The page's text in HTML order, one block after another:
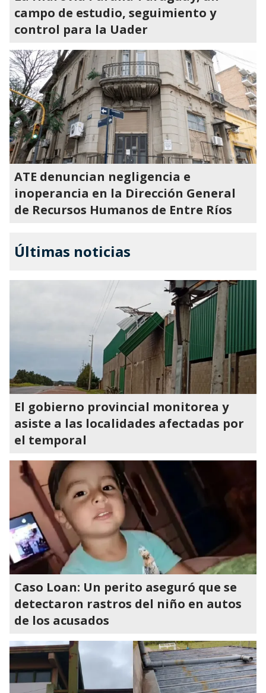
campo de estudio, seguimiento y
control para la Uader
ATE denuncian negligencia e
inoperancia en la Dirección General
de Recursos Humanos de Entre Ríos
Últimas noticias
El gobierno provincial monitorea y
asiste a las localidades afectadas por
el temporal
Caso Loan: Un perito aseguró que se
detectaron rastros del niño en autos
de los acusados